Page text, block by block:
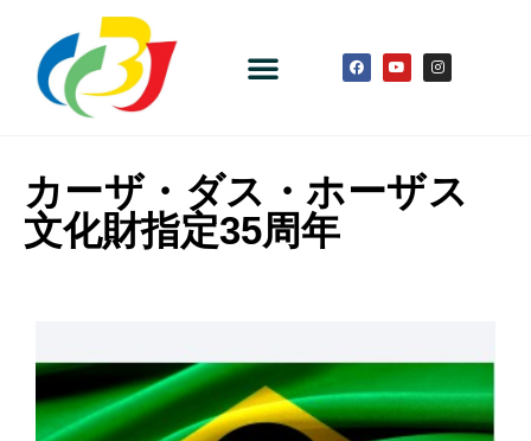
カーザ・ダス・ホーザス
文化財指定35周年